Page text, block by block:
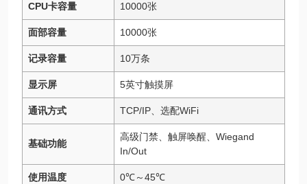
CPU卡容量 10000张
面部容量 10000张
记录容量 10万条
显示屏 5英寸触摸屏
通讯方式 TCP/IP、选配WiFi
基础功能
高级门禁、触屏唤醒、Wiegand
In/Out
使用温度 0℃～45℃